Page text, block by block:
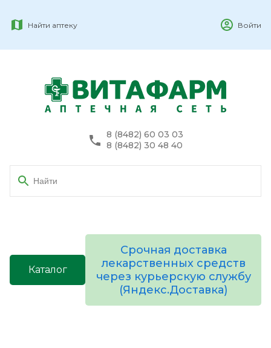
Найти аптеку Войти
8 (8482) 60 03 03
8 (8482) 30 48 40
Каталог
Срочная доставка
лекарственных средств
через курьерскую службу
(Яндекс.Доставка)